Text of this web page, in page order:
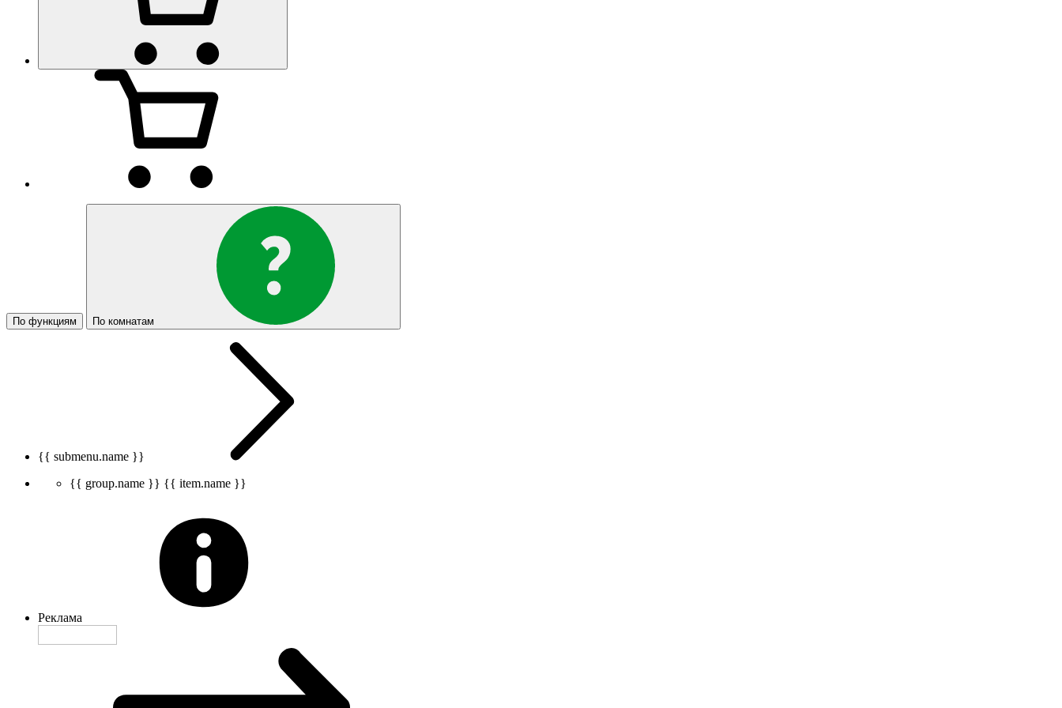
По функциям По комнатам
{{ submenu.name }}
{{ group.name }} {{ item.name }}
Реклама